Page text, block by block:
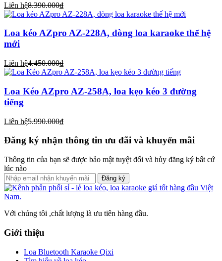
Liên hệ8.390.000₫
Loa kéo AZpro AZ-228A, dòng loa karaoke thế hệ
mới
Liên hệ4.450.000₫
Loa Kéo AZpro AZ-258A, loa kẹo kéo 3 đường
tiếng
Liên hệ5.990.000₫
Đăng ký nhận thông tin ưu đãi và khuyến mãi
Thông tin của bạn sẽ được bảo mật tuyệt đối và hủy đăng ký bất cứ
lúc nào
Đăng ký
Với chúng tôi ,chất lượng là ưu tiên hàng đầu.
Giới thiệu
Loa Bluetooth Karaoke Qixi